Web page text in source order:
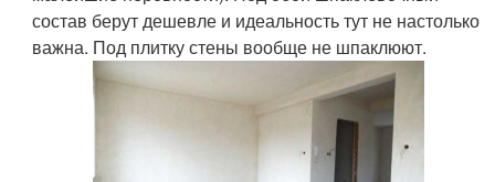
состав берут дешевле и идеальность тут не настолько
важна. Под плитку стены вообще не шпаклюют.